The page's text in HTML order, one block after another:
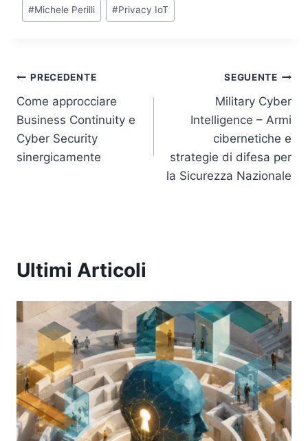
n o
p n
#Michele Perilli #Privacy IoT
Navigazione
articoli
PRECEDENTE
Come approcciare
Business Continuity e
Cyber Security
sinergicamente
SEGUENTE
Military Cyber
Intelligence – Armi
cibernetiche e
strategie di difesa per
la Sicurezza Nazionale
Ultimi Articoli